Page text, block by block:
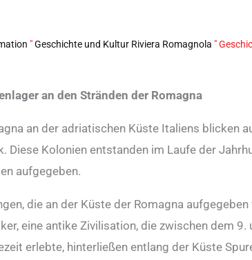
"Geschichte und Kultur Riviera Romagnola "
an den Stränden der Romagna
an der adriatischen Küste Italiens blicken
Diese Kolonien entstanden im Laufe der
aufgegeben.
die an der Küste der Romagna
eine antike Zivilisation, die zwischen dem 9.
erlebte, hinterließen entlang der Küste